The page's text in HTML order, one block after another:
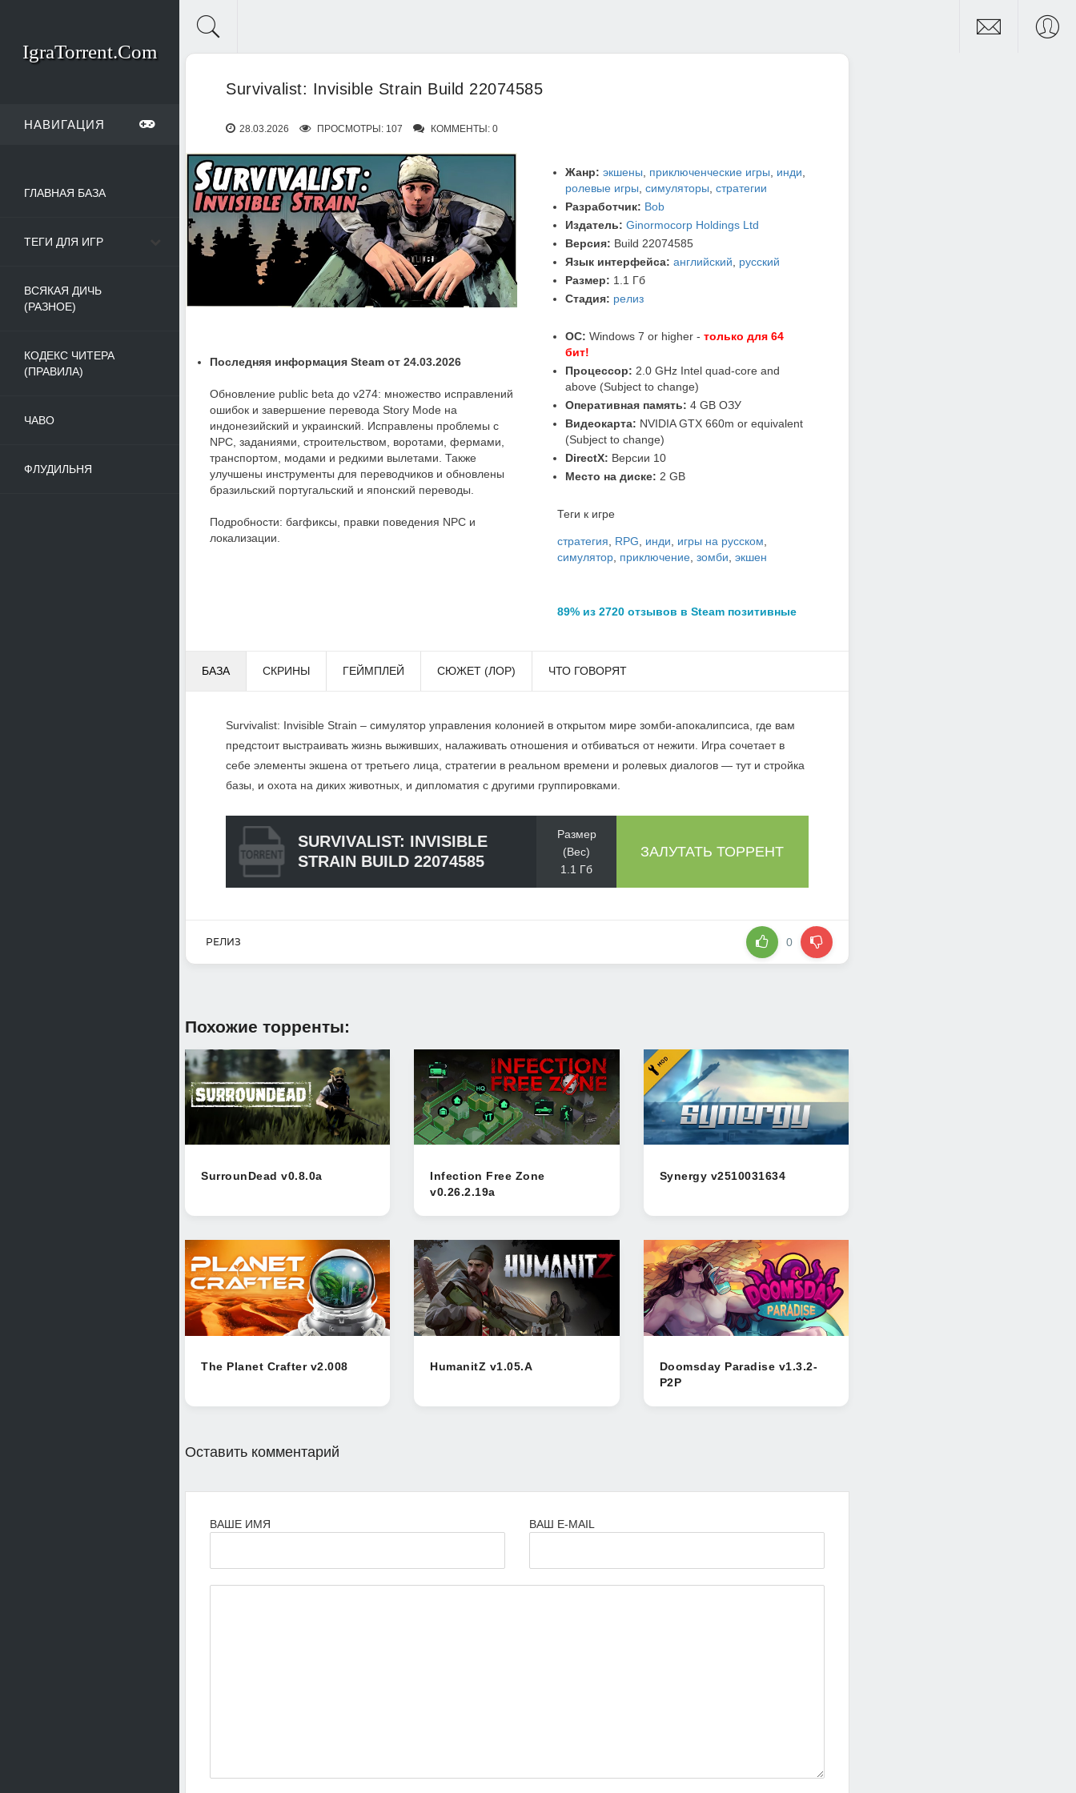
IgraTorrent.Com
НАВИГАЦИЯ
ГЛАВНАЯ БАЗА
ТЕГИ ДЛЯ ИГР
ВСЯКАЯ ДИЧЬ
(РАЗНОЕ)
КОДЕКС ЧИТЕРА
(ПРАВИЛА)
ЧАВО
ФЛУДИЛЬНЯ
Survivalist: Invisible Strain Build 22074585
28.03.2026 ПРОСМОТРЫ: 107 КОММЕНТЫ: 0
Последняя информация Steam от 24.03.2026
Обновление public beta до v274: множество исправлений
ошибок и завершение перевода Story Mode на
индонезийский и украинский. Исправлены проблемы с
NPC, заданиями, строительством, воротами, фермами,
транспортом, модами и редкими вылетами. Также
улучшены инструменты для переводчиков и обновлены
бразильский португальский и японский переводы.
Подробности: багфиксы, правки поведения NPC и
локализации.
Жанр: экшены приключенческие игры инди
ролевые игры симуляторы стратегии
Разработчик: Bob
Издатель: Ginormocorp Holdings Ltd
Версия: Build 22074585
Язык интерфейса: английский
русский
Размер: 1.1 Гб
Стадия: релиз
ОС: Windows 7 or higher - только для 64
бит!
Процессор: 2.0 GHz Intel quad-core and
above (Subject to change)
Оперативная память: 4 GB ОЗУ
Видеокарта: NVIDIA GTX 660m or equivalent
(Subject to change)
DirectX: Версии 10
Место на диске: 2 GB
Теги к игре
стратегия RPG инди игры на русском
симулятор, приключение, зомби экшен
89% из 2720 отзывов в Steam позитивные
БАЗА СКРИНЫ ГЕЙМПЛЕЙ СЮЖЕТ (ЛОР) ЧТО ГОВОРЯТ
Survivalist: Invisible Strain – симулятор управления колонией в открытом мире зомби-апокалипсиса, где вам
предстоит выстраивать жизнь выживших, налаживать отношения и отбиваться от нежити. Игра сочетает в
себе элементы экшена от третьего лица, стратегии в реальном времени и ролевых диалогов — тут и стройка
базы, и охота на диких животных, и дипломатия с другими группировками.
SURVIVALIST: INVISIBLE
STRAIN BUILD 22074585
Размер
(Вес)
1.1 Гб
ЗАЛУТАТЬ ТОРРЕНТ
РЕЛИЗ 0
Похожие торренты:
SurrounDead v0.8.0a
Infection Free Zone
v0.26.2.19a
Synergy v2510031634
The Planet Crafter v2.008 HumanitZ v1.05.A
Doomsday Paradise v1.3.2-
P2P
Оставить комментарий
ВАШЕ ИМЯ ВАШ E-MAIL